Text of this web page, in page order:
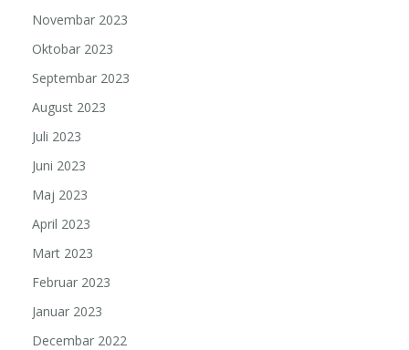
Novembar 2023
Oktobar 2023
Septembar 2023
August 2023
Juli 2023
Juni 2023
Maj 2023
April 2023
Mart 2023
Februar 2023
Januar 2023
Decembar 2022